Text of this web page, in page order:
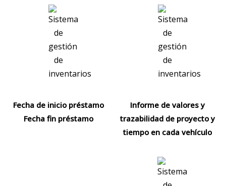
Fecha de inicio préstamo
Fecha fin préstamo
Informe de valores y
trazabilidad de proyecto y
tiempo en cada vehículo